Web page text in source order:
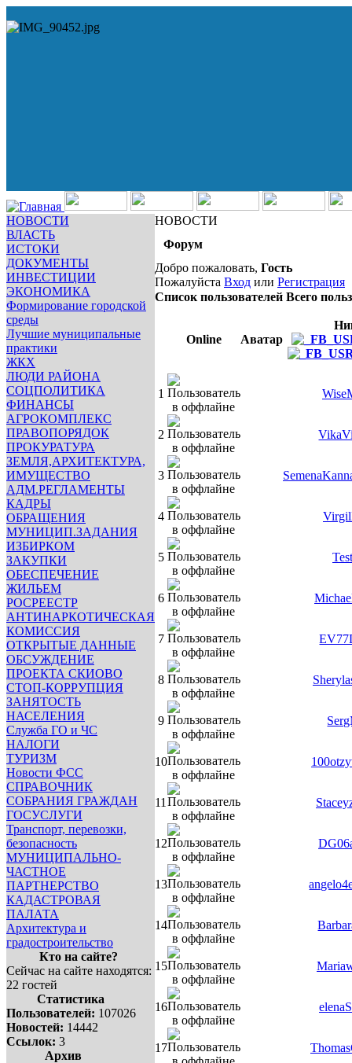
НОВОСТИ
ВЛАСТЬ
ИСТОКИ
ДОКУМЕНТЫ
ИНВЕСТИЦИИ
ЭКОНОМИКА
Формирование городской
среды
Лучшие муниципальные
практики
ЖКХ
ЛЮДИ РАЙОНА
СОЦПОЛИТИКА
ФИНАНСЫ
АГРОКОМПЛЕКС
ПРАВОПОРЯДОК
ПРОКУРАТУРА
ЗЕМЛЯ,АРХИТЕКТУРА,
ИМУЩЕСТВО
АДМ.РЕГЛАМЕНТЫ
КАДРЫ
ОБРАЩЕНИЯ
МУНИЦИП.ЗАДАНИЯ
ИЗБИРКОМ
ЗАКУПКИ
ОБЕСПЕЧЕНИЕ
ЖИЛЬЕМ
РОСРЕЕСТР
АНТИНАРКОТИЧЕСКАЯ
КОМИССИЯ
ОТКРЫТЫЕ ДАННЫЕ
ОБСУЖДЕНИЕ
ПРОЕКТА СКИОВО
СТОП-КОРРУПЦИЯ
ЗАНЯТОСТЬ
НАСЕЛЕНИЯ
Служба ГО и ЧС
НАЛОГИ
ТУРИЗМ
Новости ФСС
СПРАВОЧНИК
СОБРАНИЯ ГРАЖДАН
ГОСУСЛУГИ
Транспорт, перевозки,
безопасность
МУНИЦИПАЛЬНО-
ЧАСТНОЕ
ПАРТНЕРСТВО
КАДАСТРОВАЯ
ПАЛАТА
Архитектура и
градостроительство
Кто на сайте?
Сейчас на сайте находятся:
22 гостей
Статистика
Пользователей: 107026
Новостей: 14442
Ссылок: 3
Архив
НОВОСТИ
Форум
Добро пожаловать, Гость
Пожалуйста Вход или Регистрация
Список пользователей Всего
Online Аватар
1
2
3
4
5
6
7
8
9
10
11
12
13
14
15
16
17